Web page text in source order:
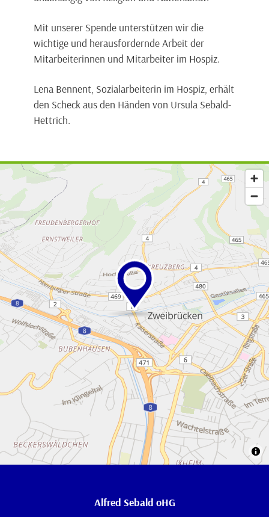
Mit unserer Spende unterstützen wir die
wichtige und herausfordernde Arbeit der
Mitarbeiterinnen und Mitarbeiter im Hospiz.
Lena Bennent, Sozialarbeiterin im Hospiz, erhält
den Scheck aus den Händen von Ursula Sebald-
Hettrich.
Alfred Sebald oHG